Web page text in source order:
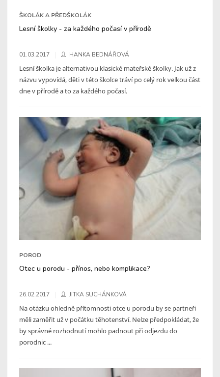
ŠKOLÁK A PŘEDŠKOLÁK
Lesní školky - za každého počasí v přírodě
01.03.2017 HANKA BEDNÁŘOVÁ
Lesní školka je alternativou klasické mateřské školky. Jak už z
názvu vypovídá, děti v této školce tráví po celý rok velkou část
dne v přírodě a to za každého počasí.
POROD
Otec u porodu - přínos, nebo komplikace?
26.02.2017 JITKA SUCHÁNKOVÁ
Na otázku ohledně přítomnosti otce u porodu by se partneři
měli zaměřit už v počátku těhotenství. Nelze předpokládat, že
by správné rozhodnutí mohlo padnout při odjezdu do
porodnic ...